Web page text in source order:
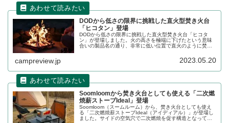
DODから低さの限界に挑戦した直火型焚き火台
「ヒコタン」登場
DODから低さの限界に挑戦した直火型焚き火台「ヒコタ
ン」が登場しました。火の高さを極端に下げたという意味
合いの製品名の通り、非常に低い位置で直火のように焚き
campreview.jp 2023.05.20
Soomloomから焚き火台としても使える「二次燃
焼薪ストーブIdeal」登場
Soomloom（スームルーム）から、焚き火台としても使え
る「二次燃焼薪ストーブIdeal（アイディアル）」が登場し
ました。サイドの空気穴で二次燃焼を促す構造となってお